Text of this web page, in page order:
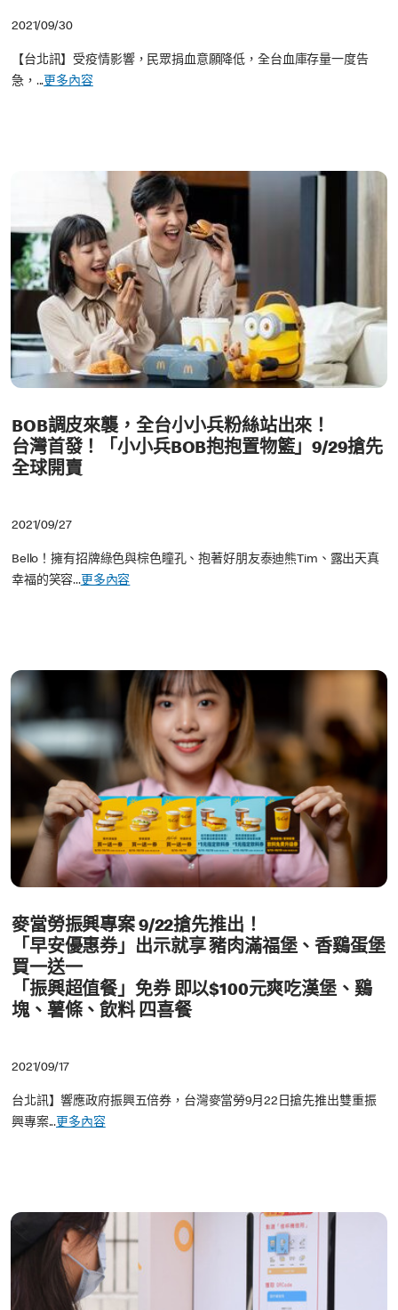
2021/09/30
【台北訊】受疫情影響，民眾捐血意願降低，全台血庫存量一度告
急，...更多內容
BOB調皮來襲，全台小小兵粉絲站出來！
台灣首發！「小小兵BOB抱抱置物籃」9/29搶先
全球開賣
2021/09/27
Bello！擁有招牌綠色與棕色瞳孔、抱著好朋友泰迪熊Tim、露出天真
幸福的笑容...更多內容
麥當勞振興專案 9/22搶先推出！
「早安優惠券」出示就享 豬肉滿福堡、香鷄蛋堡
買一送一
「振興超值餐」免券 即以$100元爽吃漢堡、鷄
塊、薯條、飲料 四喜餐
2021/09/17
台北訊】響應政府振興五倍券，台灣麥當勞9月22日搶先推出雙重振
興專案...更多內容